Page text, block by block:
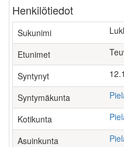
Henkilötiedot
Sukunimi
Etunimet
Syntynyt
Syntymäkunta
Kotikunta
Asuinkunta